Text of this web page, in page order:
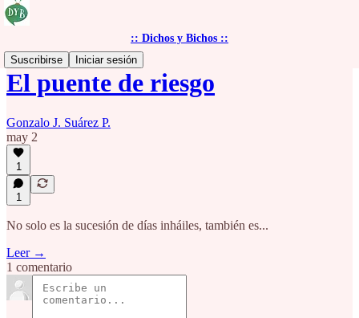
:: Dichos y Bichos ::
Suscribirse
Iniciar sesión
El puente de riesgo
Gonzalo J. Suárez P.
may 2
1
1
No solo es la sucesión de días inháiles, también es...
Leer →
1 comentario